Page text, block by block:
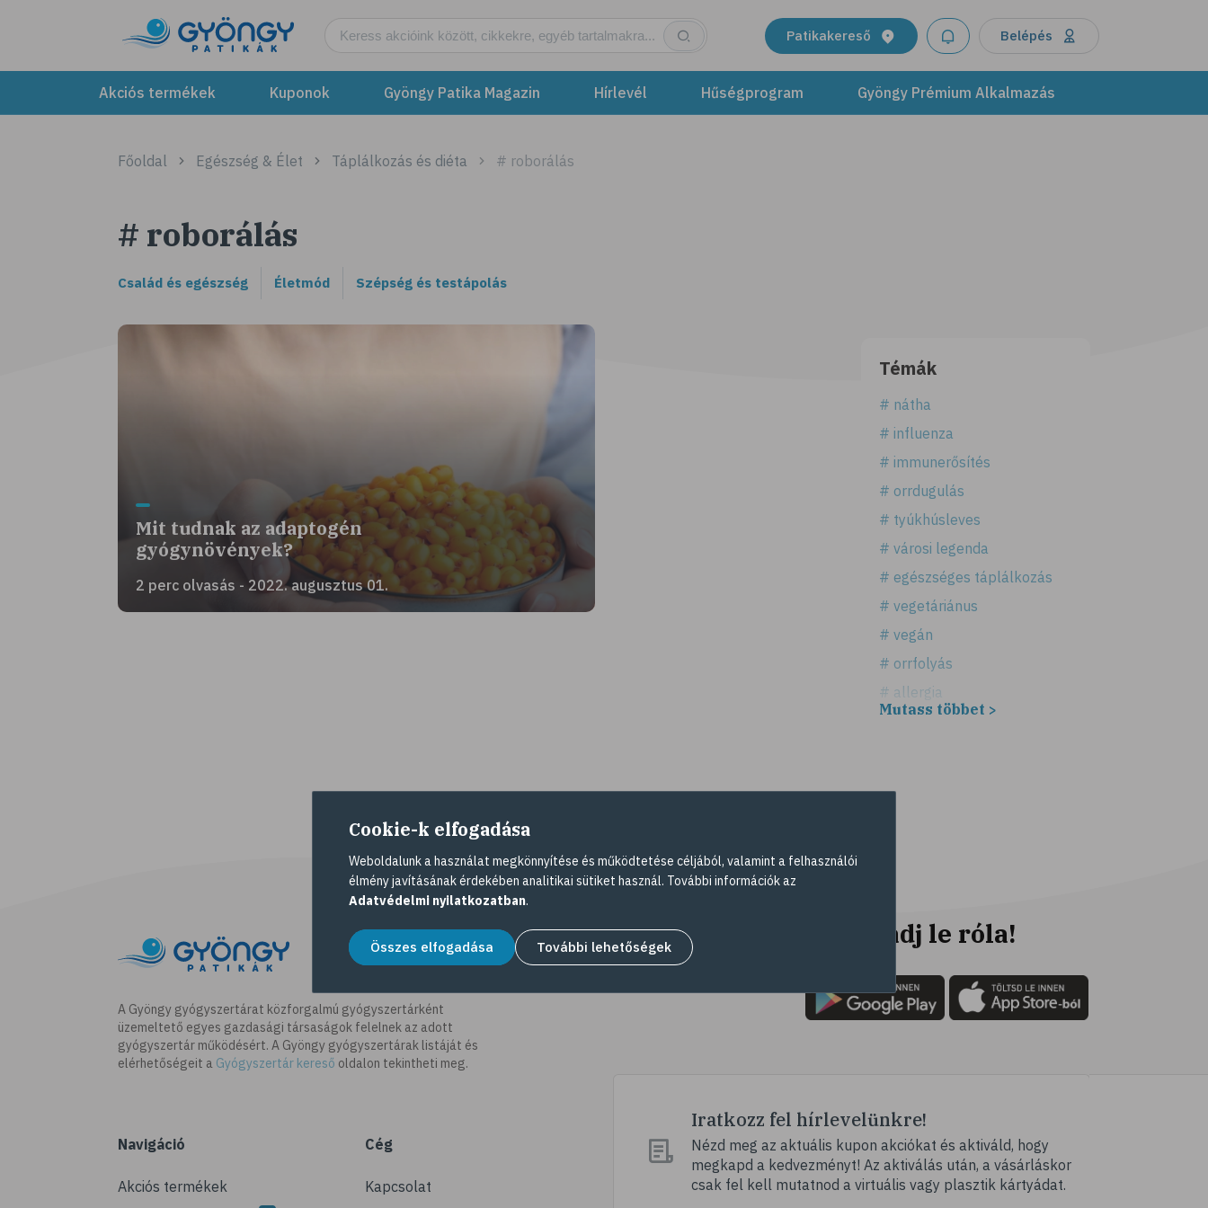
Patikakereső Belépés
Akciós termékek Kuponok Gyöngy Patika Magazin Hírlevél Hűségprogram Gyöngy Prémium Alkalmazás
Főoldal Egészség & Élet Táplálkozás és diéta # roborálás
# roborálás
Család és egészség Életmód Szépség és testápolás
Mit tudnak az adaptogén
gyógynövények?
2 perc olvasás - 2022. augusztus 01.
Témák
# nátha
# influenza
# immunerősítés
# orrdugulás
# tyúkhúsleves
# városi legenda
# egészséges táplálkozás
# vegetáriánus
# vegán
# orrfolyás
# allergia
# immunrendszer
# antioxidáns
# nyomelem
# gyógynövények
# homoktövis
# @egeszsegmagazin
# propolisz
Mutass többet >
A Gyöngy gyógyszertárat közforgalmú gyógyszertárként
üzemeltető egyes gazdasági társaságok felelnek az adott
gyógyszertár működésért. A Gyöngy gyógyszertárak listáját és
elérhetőségeit a Gyógyszertár kereső oldalon tekintheti meg.
Navigáció
Akciós termékek
Cég
Kapcsolat
Ne maradj le róla!
Iratkozz fel hírlevelünkre!
Nézd meg az aktuális kupon akciókat és aktiváld, hogy
megkapd a kedvezményt! Az aktiválás után, a vásárláskor
csak fel kell mutatnod a virtuális vagy plasztik kártyádat.
Cookie-k elfogadása
Weboldalunk a használat megkönnyítése és működtetése céljából, valamint a felhasználói
élmény javításának érdekében analitikai sütiket használ. További információk az
Adatvédelmi nyilatkozatban.
Összes elfogadása További lehetőségek